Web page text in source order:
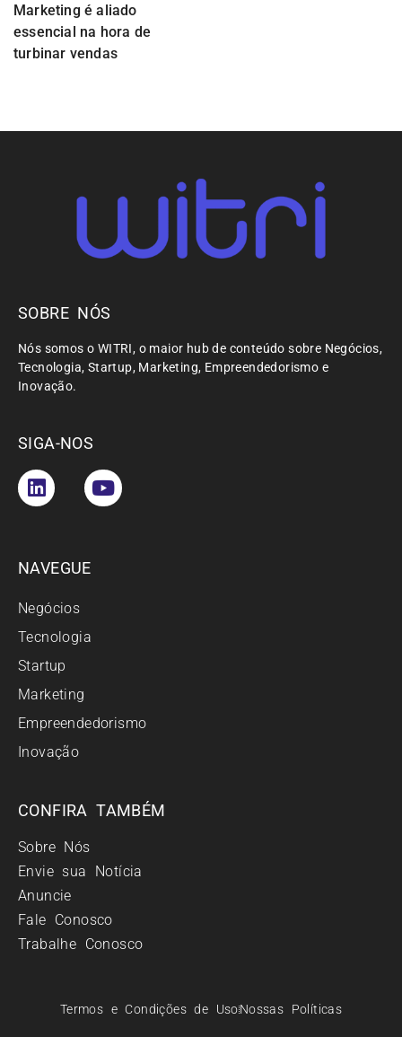
Marketing é aliado
essencial na hora de
turbinar vendas
SOBRE NÓS
Nós somos o WITRI, o maior hub de conteúdo sobre Negócios,
Tecnologia, Startup, Marketing, Empreendedorismo e
Inovação.
SIGA-NOS
NAVEGUE
Negócios
Tecnologia
Startup
Marketing
Empreendedorismo
Inovação
CONFIRA TAMBÉM
Sobre Nós
Envie sua Notícia
Anuncie
Fale Conosco
Trabalhe Conosco
Termos e Condições de UsoNossas Políticas